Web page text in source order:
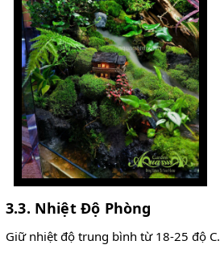
3.3. Nhiệt Độ Phòng
Giữ nhiệt độ trung bình từ 18-25 độ C.